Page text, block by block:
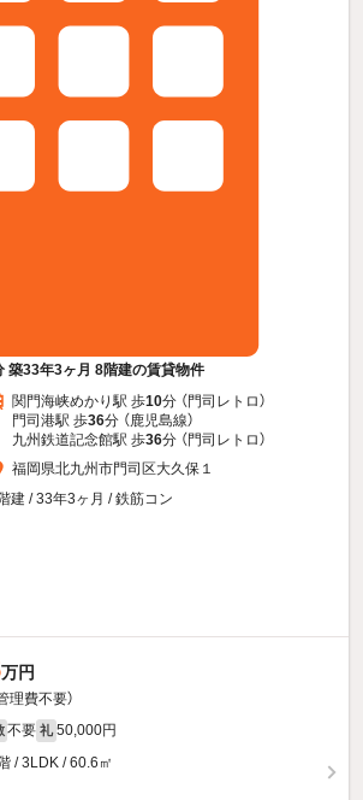
築33年3ヶ月 8階建の賃貸物件
関門海峡めかり駅 歩10分 （門司レトロ）
門司港駅 歩36分 （鹿児島線）
九州鉄道記念館駅 歩36分 （門司レトロ）
福岡県北九州市門司区大久保１
建 / 33年3ヶ月 / 鉄筋コン
万円
理費不要）
不要 礼 50,000円
/ 3LDK / 60.6㎡